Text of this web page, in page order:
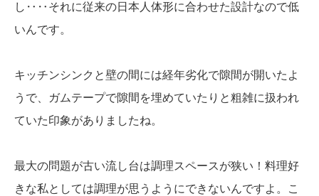
し‥‥それに従来の日本人体形に合わせた設計なので低
いんです。
キッチンシンクと壁の間には経年劣化で隙間が開いたよ
うで、ガムテープで隙間を埋めていたりと粗雑に扱われ
ていた印象がありましたね。
最大の問題が古い流し台は調理スペースが狭い！料理好
きな私としては調理が思うようにできないんですよ。こ